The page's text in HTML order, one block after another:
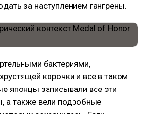
за наступлением гангрены.
бактериями,
корочки и все в таком
японцы записывали все эти
а также вели подробные